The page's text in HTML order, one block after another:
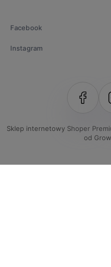
Facebook
Instagram
Sklep internetowy Shoper
od